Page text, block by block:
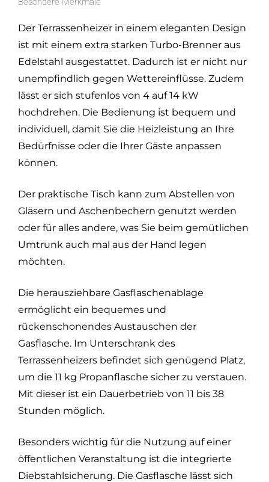
Der Terrassenheizer in einem eleganten Design
ist mit einem extra starken Turbo-Brenner aus
Edelstahl ausgestattet. Dadurch ist er nicht nur
unempfindlich gegen Wettereinflüsse. Zudem
lässt er sich stufenlos von 4 auf 14 kW
hochdrehen. Die Bedienung ist bequem und
individuell, damit Sie die Heizleistung an Ihre
Bedürfnisse oder die Ihrer Gäste anpassen
können.
Der praktische Tisch kann zum Abstellen von
Gläsern und Aschenbechern genutzt werden
oder für alles andere, was Sie beim gemütlichen
Umtrunk auch mal aus der Hand legen
möchten.
Die herausziehbare Gasflaschenablage
ermöglicht ein bequemes und
rückenschonendes Austauschen der
Gasflasche. Im Unterschrank des
Terrassenheizers befindet sich genügend Platz,
um die 11 kg Propanflasche sicher zu verstauen.
Mit dieser ist ein Dauerbetrieb von 11 bis 38
Stunden möglich.
Besonders wichtig für die Nutzung auf einer
öffentlichen Veranstaltung ist die integrierte
Diebstahlsicherung. Die Gasflasche lässt sich